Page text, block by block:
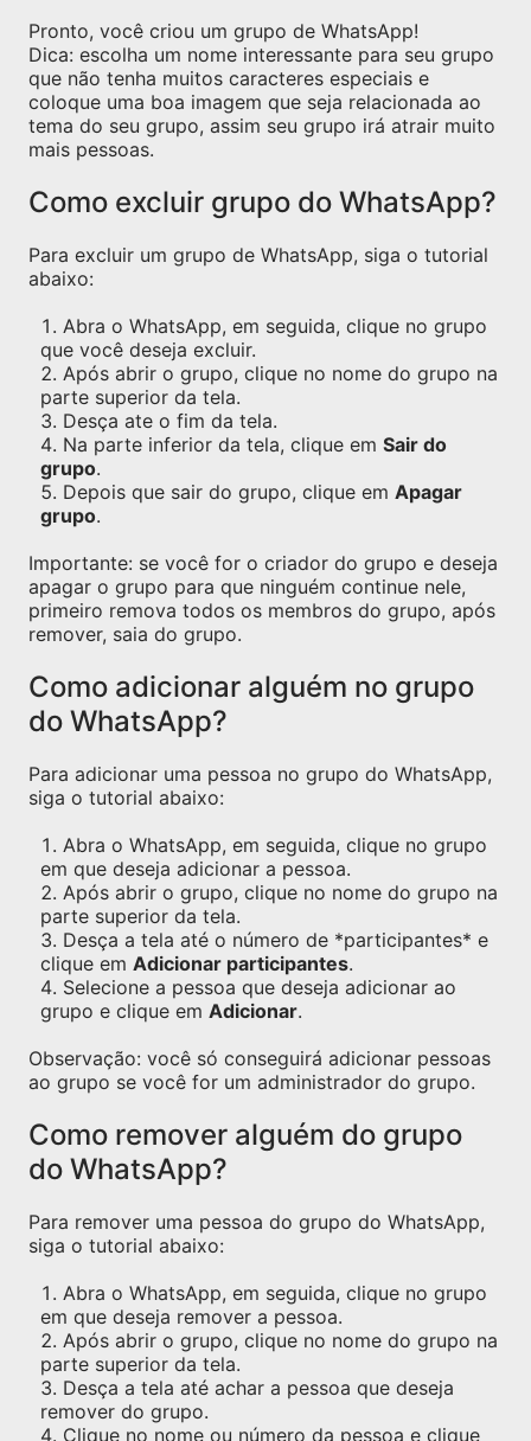
Pronto, você criou um grupo de WhatsApp!
Dica: escolha um nome interessante para seu grupo
que não tenha muitos caracteres especiais e
coloque uma boa imagem que seja relacionada ao
tema do seu grupo, assim seu grupo irá atrair muito
mais pessoas.
Como excluir grupo do WhatsApp?
Para excluir um grupo de WhatsApp, siga o tutorial
abaixo:
Abra o WhatsApp, em seguida, clique no grupo
que você deseja excluir.
Após abrir o grupo, clique no nome do grupo na
parte superior da tela.
Desça ate o fim da tela.
Na parte inferior da tela, clique em Sair do
grupo.
Depois que sair do grupo, clique em Apagar
grupo.
Importante: se você for o criador do grupo e deseja
apagar o grupo para que ninguém continue nele,
primeiro remova todos os membros do grupo, após
remover, saia do grupo.
Como adicionar alguém no grupo
do WhatsApp?
Para adicionar uma pessoa no grupo do WhatsApp,
siga o tutorial abaixo:
Abra o WhatsApp, em seguida, clique no grupo
em que deseja adicionar a pessoa.
Após abrir o grupo, clique no nome do grupo na
parte superior da tela.
Desça a tela até o número de *participantes* e
clique em Adicionar participantes.
Selecione a pessoa que deseja adicionar ao
grupo e clique em Adicionar.
Observação: você só conseguirá adicionar pessoas
ao grupo se você for um administrador do grupo.
Como remover alguém do grupo
do WhatsApp?
Para remover uma pessoa do grupo do WhatsApp,
siga o tutorial abaixo:
Abra o WhatsApp, em seguida, clique no grupo
em que deseja remover a pessoa.
Após abrir o grupo, clique no nome do grupo na
parte superior da tela.
Desça a tela até achar a pessoa que deseja
remover do grupo.
Clique no nome ou número da pessoa e clique